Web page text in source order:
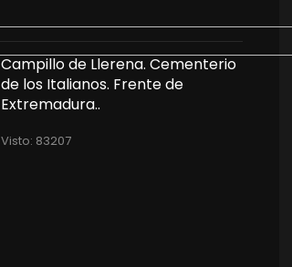
Campillo de Llerena. Cementerio
de los Italianos. Frente de
Extremadura..
Visto: 83207